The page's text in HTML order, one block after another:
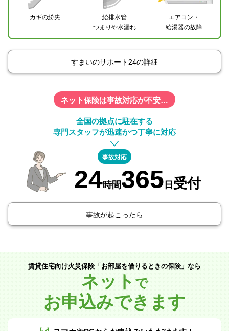
カギの紛失
給排水管
つまりや水漏れ
エアコン・
給湯器の故障
すまいのサポート24の詳細
ネット保険は事故対応が不安…
全国の拠点に駐在する
専門スタッフが迅速かつ丁寧に対応
事故対応
24時間365 日 受付
事故が起こったら
賃貸住宅向け火災保険「お部屋を借りるときの保険」なら
ネット で
お申込みできます